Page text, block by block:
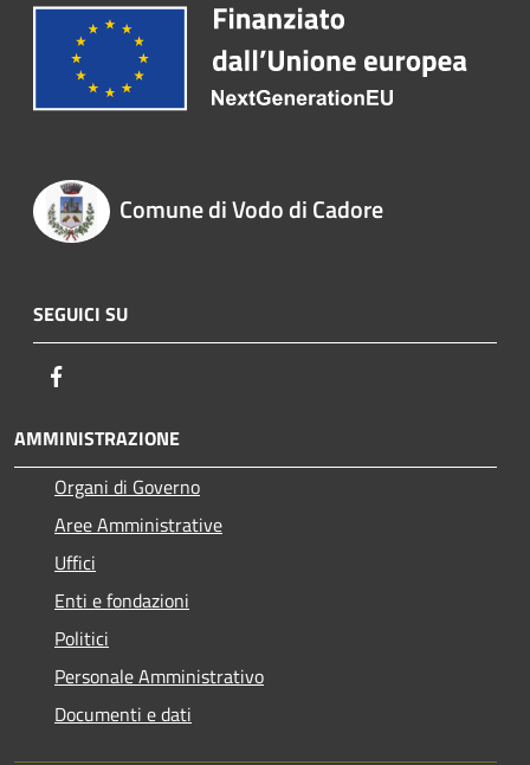
Comune di Vodo di Cadore
SEGUICI SU
AMMINISTRAZIONE
Organi di Governo
Aree Amministrative
Uffici
Enti e fondazioni
Politici
Personale Amministrativo
Documenti e dati